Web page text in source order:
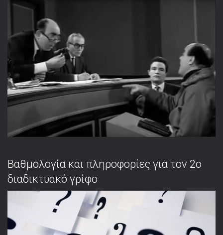
Βαθμολογία και πληροφορίες για τον 2ο
διαδικτυακό γρίφο